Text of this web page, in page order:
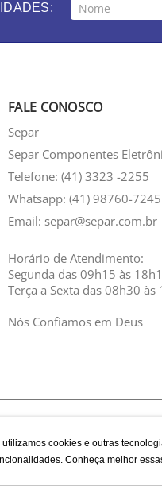
cookies e outras
Conheça melhor
FALE CONOSCO
Separ
Separ Componentes
Telefone: (41) 3323 -2255
Whatsapp: (41) 98760-7245
Email: separ@separ.com.br
Horário de Atendimento:
Segunda das 09h15 às
Terça a Sexta das 08h30 às
Nós Confiamos em Deus